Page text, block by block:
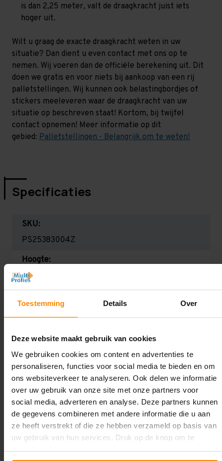
Toestemming Details Over
Deze website maakt gebruik van cookies
We gebruiken cookies om content en advertenties te
personaliseren, functies voor social media te bieden en om
ons websiteverkeer te analyseren. Ook delen we informatie
over uw gebruik van onze site met onze partners voor
social media, adverteren en analyse. Deze partners kunnen
de gegevens combineren met andere informatie die u aan
ze heeft verstrekt of die ze hebben verzameld op basis van
uw gebruik van hun services. Druk op de knop om te
accepteren!
is dan 2,25 meter, valt de draagkracht juist iets
hoger uit.
Wilt u graag de exacte draagkracht weten in uw
situatie? Dan dient u even contact met ons op te
nemen. Wij voeren dan de officiële berekening uit. Dit
doen we gratis en voor niets bij aankoop van een rij
palletstellingen. Wij kunnen ook belastingbordjes of
stickers meeleveren waar de draagkracht van uw
situatie op beschreven staat! Kortom, bij twijfel
contact opnemen! Meer informatie op dit
gebied: Palletstellingen - Belangrijk om te weten!
Specificaties
SKU:
PS25383004Z
Hoogte:
2.500 mm
Liggerlengte:
1.850 mm & 2.700 mm
Aantal niveaus:
4
Kleur staanders:
Blauw